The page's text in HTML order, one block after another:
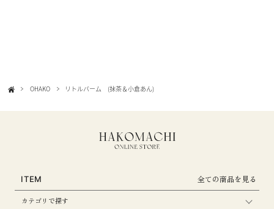
OHAKO リトルバーム (抹茶＆小倉あん)
ITEM 全ての商品を見る
カテゴリで探す